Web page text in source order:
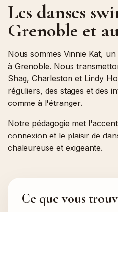
Les danses
Grenoble et
Nous sommes Vinnie Kat,
à Grenoble. Nous
Shag, Charleston et Lindy
réguliers, des stages et des
comme à l'étranger.
Notre pédagogie met
connexion et le plaisir de
chaleureuse et exigeante.
Ce que vous